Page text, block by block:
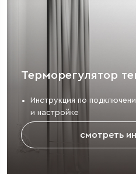
Терморегулятор
Инструкция по
и настройке
смотреть